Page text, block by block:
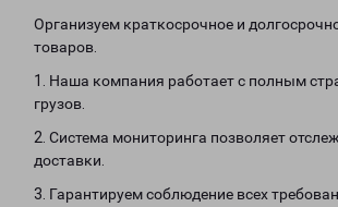
Организуем краткосрочное и
товаров.
1. Наша компания работает с полным
грузов.
2. Система мониторинга позволяет
доставки.
3. Гарантируем соблюдение всех